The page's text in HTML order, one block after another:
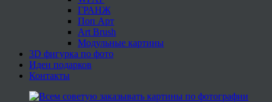
ГРАНЖ
Поп Арт
Art Brush
Модульные картины
3D фигурка по фото
Идеи подарков
Контакты